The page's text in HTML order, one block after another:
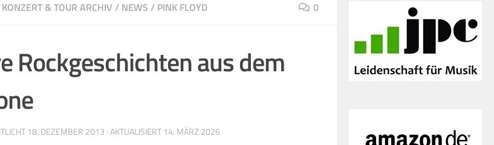
KONZERT & TOUR ARCHIV / NEWS / PINK FLOYD 0
Rockgeschichten aus dem
18. DEZEMBER 2013 · AKTUALISIERT 14. MÄRZ 2026